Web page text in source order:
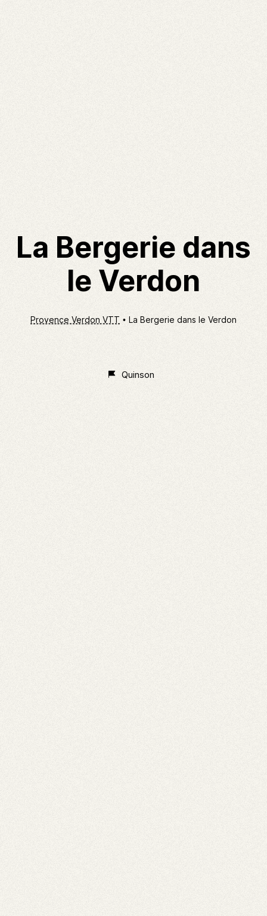
La Bergerie dans
le Verdon
Provence Verdon VTT La Bergerie dans le Verdon
Classé
Quinson